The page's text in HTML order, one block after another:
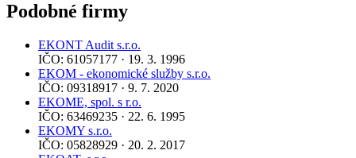
Podobné firmy
EKONT Audit s.r.o.
IČO: 61057177 · 19. 3. 1996
EKOM - ekonomické služby s.r.o.
IČO: 09318917 · 9. 7. 2020
EKOME, spol. s r.o.
IČO: 63469235 · 22. 6. 1995
EKOMY s.r.o.
IČO: 05828929 · 20. 2. 2017